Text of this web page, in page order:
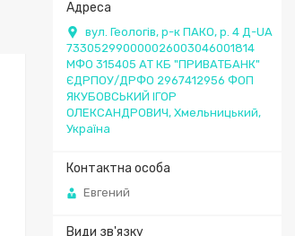
вул. Геологів, р-к ПАКО, р. 4 Д-UA
733052990000026003046001814
МФО 315405 АТ КБ "ПРИВАТБАНК"
ЄДРПОУ/ДРФО 2967412956 ФОП
ЯКУБОВСЬКИЙ ІГОР
ОЛЕКСАНДРОВИЧ, Хмельницький,
Україна
Евгений